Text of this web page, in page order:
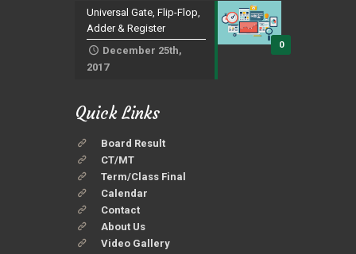
0
Universal Gate, Flip-Flop,
Adder & Register
December 25th,
2017
Quick Links
Board Result
CT/MT
Term/Class Final
Calendar
Contact
About Us
Video Gallery